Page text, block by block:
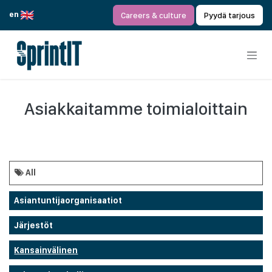
en
Careers & culture Pyydä tarjous
Asiakkaitamme toimialoittain
All
Asiantuntijaorganisaatiot
Järjestöt
Kansainvälinen